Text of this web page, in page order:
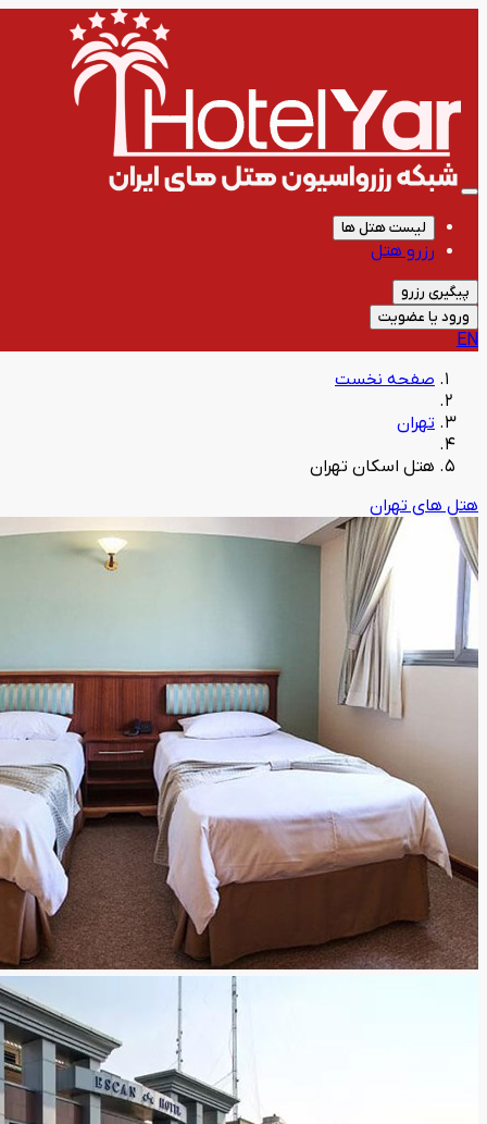
لیست هتل ها
رزرو هتل
پیگیری رزرو
ورود یا عضویت
EN
صفحه نخست
تهران
هتل اسکان تهران
هتل های تهران